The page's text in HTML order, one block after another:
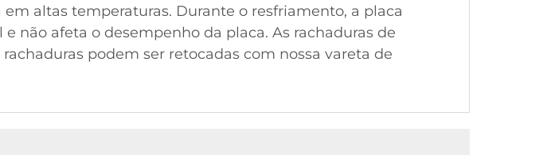
altas temperaturas. Durante o resfriamento, a placa
não afeta o desempenho da placa. As rachaduras de
podem ser retocadas com nossa vareta de